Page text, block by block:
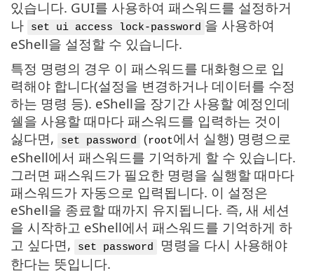
있습니다. GUI를 사용하여 패스워드를 설정하거
나
set ui access lock-password 을 사용하여
eShell을 설정할 수 있습니다.
특정 명령의 경우 이 패스워드를 대화형으로 입
력해야 합니다(설정을 변경하거나 데이터를 수정
하는 명령 등). eShell을 장기간 사용할 예정인데
쉘을 사용할 때마다 패스워드를 입력하는 것이
싫다면,
set password (root에서 실행) 명령으로
eShell에서 패스워드를 기억하게 할 수 있습니다.
그러면 패스워드가 필요한 명령을 실행할 때마다
패스워드가 자동으로 입력됩니다. 이 설정은
eShell을 종료할 때까지 유지됩니다. 즉, 새 세션
을 시작하고 eShell에서 패스워드를 기억하게 하
고 싶다면,
set password
명령을 다시 사용해야
한다는 뜻입니다.